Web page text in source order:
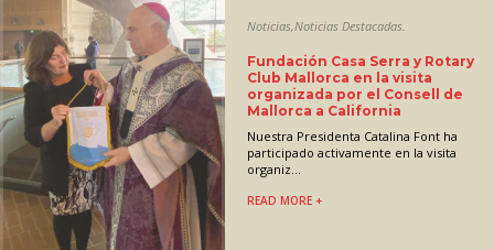
Noticias,Noticias Destacadas.
Fundación Casa Serra y Rotary
Club Mallorca en la visita
organizada por el Consell de
Mallorca a California
Nuestra Presidenta Catalina Font ha
participado activamente en la visita
organiz...
READ MORE +